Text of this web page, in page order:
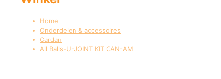
Home
Onderdelen & accessoires
Cardan
All Balls-U-JOINT KIT CAN-AM